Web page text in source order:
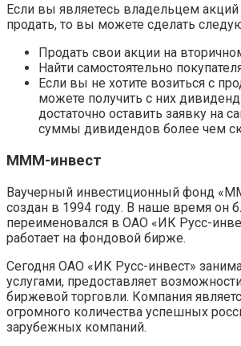
Если вы являетесь владельцем акций
продать, то вы можете сделать
Продать свои акции на
Найти самостоятельно
Если вы не хотите возиться с
можете получить с них
достаточно оставить заявку на
суммы дивидендов более чем
МММ-инвест
Ваучерный инвестиционный фонд
создан в 1994 году. В наше время он
переименовался в ОАО «ИК Русс-
работает на фондовой бирже.
Сегодня ОАО «ИК Русс-инвест»
услугами, предоставляет
биржевой торговли. Компания
огромного количества успешных
зарубежных компаний.